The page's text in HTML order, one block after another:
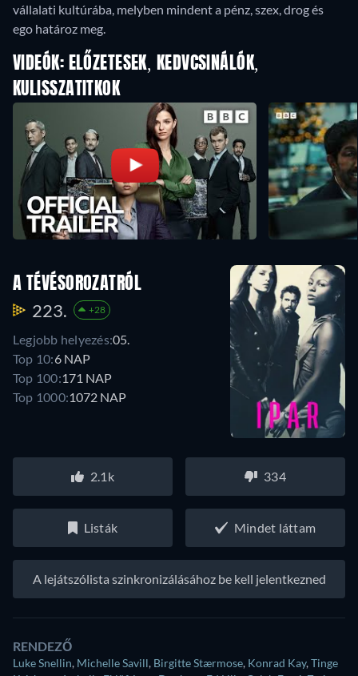
vállalati kultúrába, melyben mindent a pénz, szex, drog és
ego határoz meg.
VIDEÓK: ELŐZETESEK, KEDVCSINÁLÓK,
KULISSZATITKOK
A TÉVÉSOROZATRÓL
223. +28
Legjobb helyezés:05.
Top 10:6 NAP
Top 100:171 NAP
Top 1000:1072 NAP
2.1k 334
Listák Mindet láttam
A lejátszólista szinkronizálásához be kell jelentkezned
RENDEZŐ
Luke Snellin, Michelle Savill, Birgitte Stærmose, Konrad Kay,Tinge